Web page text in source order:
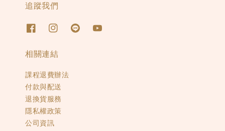
追蹤我們
相關連結
課程退費辦法
付款與配送
退換貨服務
隱私權政策
公司資訊